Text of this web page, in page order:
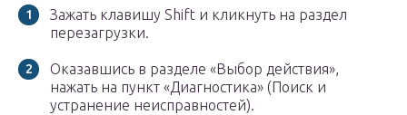
Зажать клавишу Shift и кликнуть на раздел
перезагрузки.
Оказавшись в разделе «Выбор действия»,
нажать на пункт «Диагностика» (Поиск и
устранение неисправностей).